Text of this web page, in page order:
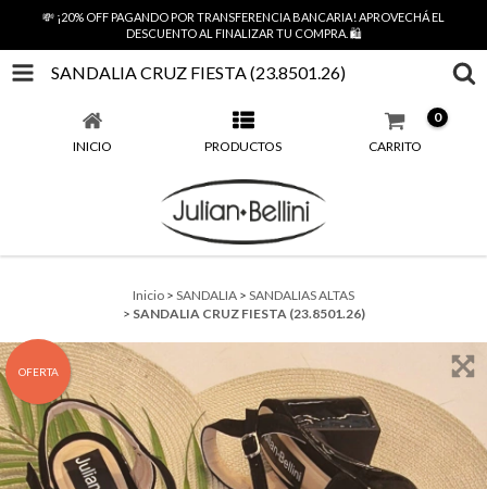
💸 ¡20% OFF PAGANDO POR TRANSFERENCIA BANCARIA! APROVECHÁ EL
DESCUENTO AL FINALIZAR TU COMPRA. 🛍️
SANDALIA CRUZ FIESTA (23.8501.26)
INICIO PRODUCTOS CARRITO
0
Inicio > SANDALIA > SANDALIAS ALTAS
> SANDALIA CRUZ FIESTA (23.8501.26)
OFERTA